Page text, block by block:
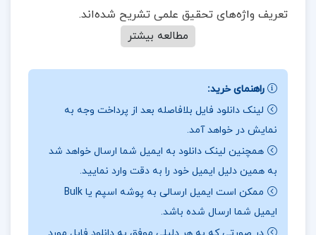
تعریف واژه‌های تحقیق علمی تشریح شده‌اند.
در بخشی از کتاب روش شناسی تحقیق پیشرفته در
مدیریت با رویکرد کاربردی دکتر محمد مهدی پرهیزگار
این کتاب به بررسی روش‌های پیشرفته تحقیق در حوزه
مدیریت با تمرکز بر کاربردهای عملی می‌پردازد. هدف از
مفاهیم و تکنیک‌های نوین تحقیقاتی در مدیریت است.
مباحث شامل تکنیک‌های مختلف جمع‌آوری داده‌ها،
مطالعه بیشتر
راهنمای خرید:
لینک دانلود فایل بلافاصله بعد از پرداخت وجه به
نمایش در خواهد آمد.
همچنین لینک دانلود به ایمیل شما ارسال خواهد شد
به همین دلیل ایمیل خود را به دقت وارد نمایید.
ممکن است ایمیل ارسالی به پوشه اسپم یا Bulk
ایمیل شما ارسال شده باشد.